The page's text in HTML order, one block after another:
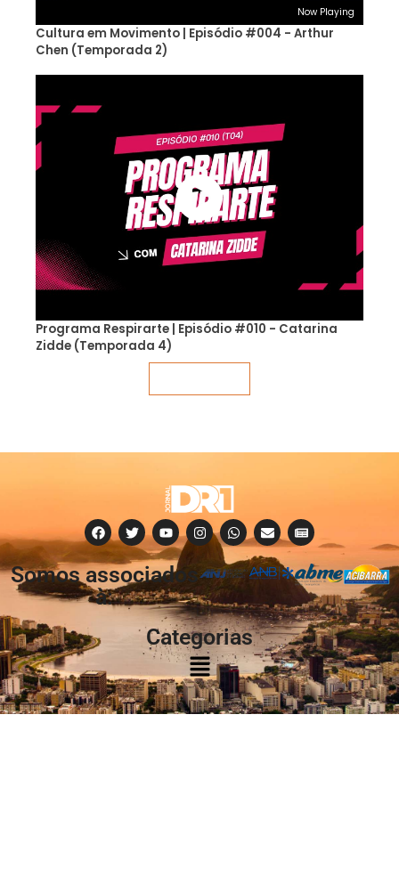
Now Playing
Cultura em Movimento | Episódio #004 - Arthur
Chen (Temporada 2)
Programa Respirarte | Episódio #010 - Catarina
Zidde (Temporada 4)
Somos associados
à:
Categorias